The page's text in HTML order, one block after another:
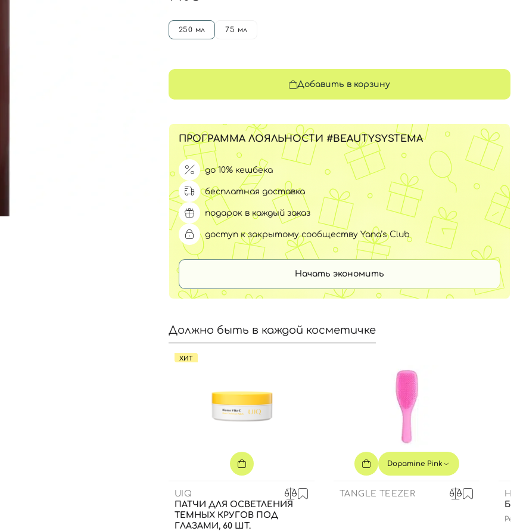
250 мл 75 мл
Добавить в корзину
ПРОГРАММА ЛОЯЛЬНОСТИ #BEAUTYSYSTEMA
до 10% кешбека
бесплатная доставка
подарок в каждый заказ
доступ к закрытому сообществу Yana’s Club
Начать экономить
Должно быть в каждой косметичке
ХИТ
UIQ
ПАТЧИ ДЛЯ ОСВЕТЛЕНИЯ
ТЕМНЫХ КРУГОВ ПОД
ГЛАЗАМИ, 60 ШТ.
Dopamine Pink
TANGLE TEEZER